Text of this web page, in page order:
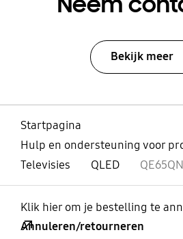
Bekijk meer
Startpagina
Hulp en ondersteuning voor
Televisies
QLED
Klik hier om je bestelling te
Annuleren/retourneren